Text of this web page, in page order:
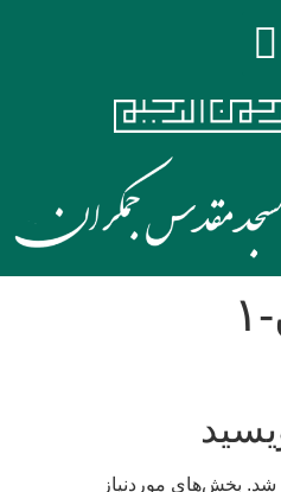
شد. بخش‌های موردنیاز